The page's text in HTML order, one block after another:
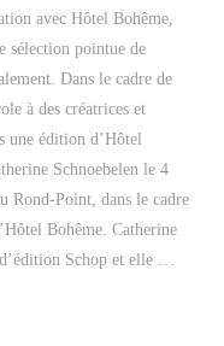
avec Hôtel Bohême,
sélection pointue de
Dans le cadre de
à des créatrices et
une édition d’Hôtel
Schnoebelen le 4
Rond-Point, dans le cadre
Bohême. Catherine
Schop et elle …